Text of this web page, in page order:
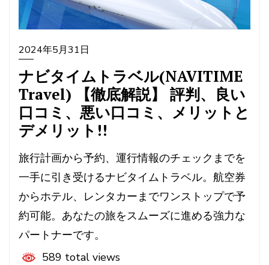
2024年5月31日
ナビタイムトラベル(NAVITIME
Travel) 【徹底解説】 評判、良い
口コミ、悪い口コミ、メリットと
デメリット!!
旅行計画から予約、運行情報のチェックまでを
一手に引き受けるナビタイムトラベル。航空券
からホテル、レンタカーまでワンストップで予
約可能。あなたの旅をスムーズに進める強力な
パートナーです。
589 total views